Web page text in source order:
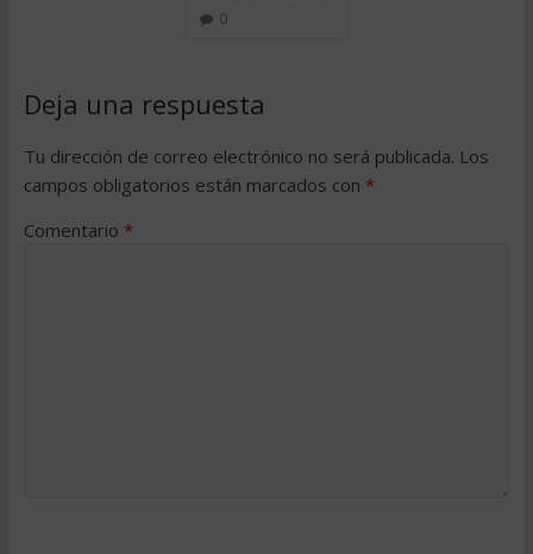
0
Deja una respuesta
Tu dirección de correo electrónico no será publicada. Los
campos obligatorios están marcados con *
Comentario *